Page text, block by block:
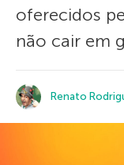
oferecidos
não cair em
Renato